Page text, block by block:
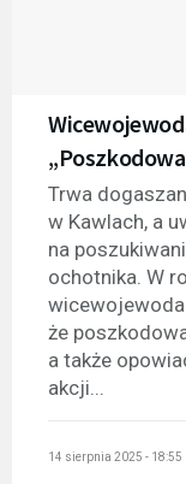
Trwa
w Kawlach, a
na
ochotnika. W
wicewojewoda
że
a także
akcji...
14 sierpnia 2025 - 18:55